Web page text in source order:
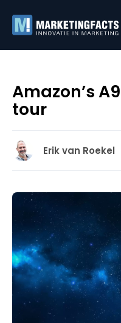
Amazon’s
tour
Erik van Roekel